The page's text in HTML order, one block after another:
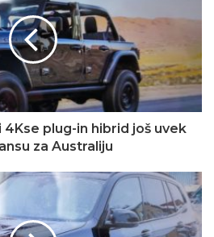
4Kse plug-in hibrid još uvek
za Australiju